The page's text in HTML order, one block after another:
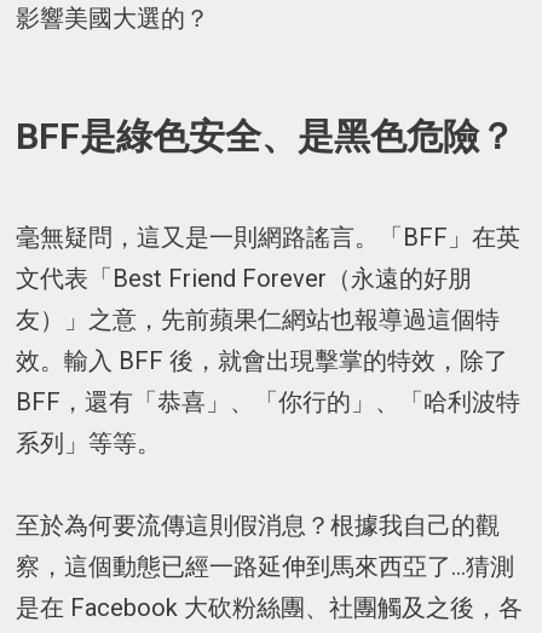
影響美國大選的？
BFF是綠色安全、是黑色危險？
毫無疑問，這又是一則網路謠言。「BFF」在英
文代表「Best Friend Forever（永遠的好朋
友）」之意，先前蘋果仁網站也報導過這個特
效。輸入 BFF 後，就會出現擊掌的特效，除了
BFF，還有「恭喜」、「你行的」、「哈利波特
系列」等等。
至於為何要流傳這則假消息？根據我自己的觀
察，這個動態已經一路延伸到馬來西亞了…猜測
是在 Facebook 大砍粉絲團、社團觸及之後，各